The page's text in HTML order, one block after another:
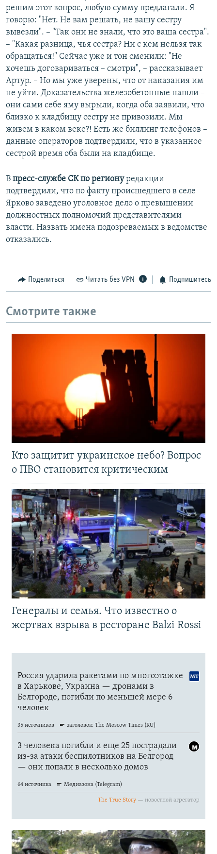
решим этот вопрос, любую сумму предлагали. Я
говорю: "Нет. Не вам решать, не вашу сестру
вывезли". – "Так они не знали, что это ваша сестра".
– "Какая разница, чья сестра? Ни с кем нельзя так
обращаться!" Сейчас уже и тон сменили: "Не
хочешь договариваться – смотри", – рассказывает
Артур. – Но мы уже уверены, что от наказания им
не уйти. Доказательства железобетонные нашли –
они сами себе яму вырыли, когда оба заявили, что
близко к кладбищу сестру не привозили. Мы
живем в каком веке?! Есть же биллинг телефонов –
данные операторов подтвердили, что в указанное
сестрой время оба были на кладбище.
В пресс-службе СК по регионуредакции
подтвердили, что по факту происшедшего в селе
Ярково заведено уголовное дело о превышении
должностных полномочий представителями
власти. Назвать имена подозреваемых в ведомстве
отказались.
Поделиться Читать без VPN Подпишитесь
Смотрите также
Кто защитит украинское небо? Вопрос
о ПВО становится критическим
Генералы и семья. Что известно о
жертвах взрыва в ресторане Balzi Rossi